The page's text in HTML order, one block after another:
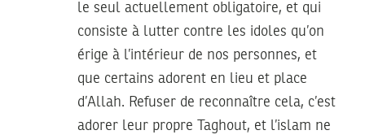
le seul actuellement obligatoire, et qui
consiste à lutter contre les idoles qu’on
érige à l’intérieur de nos personnes, et
que certains adorent en lieu et place
d’Allah. Refuser de reconnaître cela, c’est
adorer leur propre Taghout, et l’islam ne